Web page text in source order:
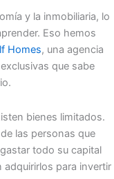
y la inmobiliaria, lo
Eso hemos
Homes, una agencia
que sabe
bienes limitados.
las personas que
todo su capital
para invertir